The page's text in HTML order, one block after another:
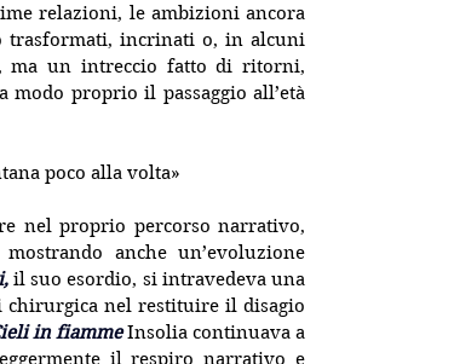
relazioni, le ambizioni ancora
trasformati, incrinati o, in alcuni
ma un intreccio fatto di ritorni,
proprio il passaggio all’età
poco alla volta»
nel proprio percorso narrativo,
anche un’evoluzione
il suo esordio, si intravedeva una
chirurgica nel restituire il disagio
in fiamme Insolia continuava a
il respiro narrativo e